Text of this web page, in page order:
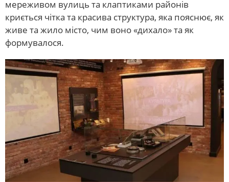
мереживом вулиць та клаптиками районів
криється чітка та красива структура, яка пояснює, як
живе та жило місто, чим воно «дихало» та як
формувалося.